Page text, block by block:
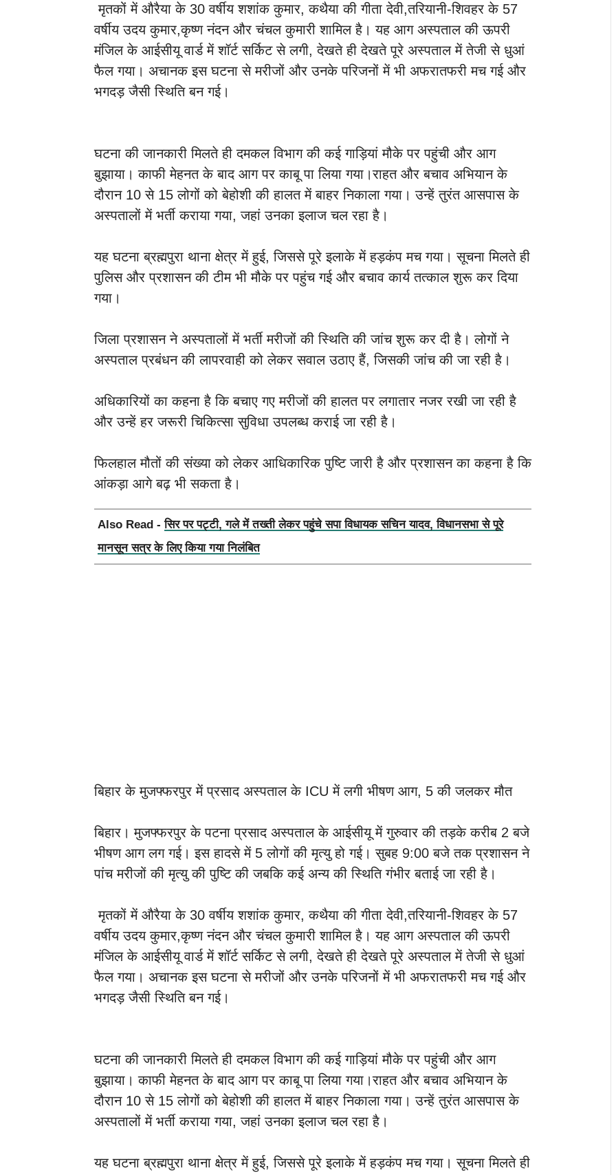
मृतकों में औरैया के 30 वर्षीय शशांक कुमार, कथैया की गीता देवी,तरियानी-शिवहर के 57
वर्षीय उदय कुमार,कृष्ण नंदन और चंचल कुमारी शामिल है। यह आग अस्पताल की ऊपरी
मंजिल के आईसीयू वार्ड में शॉर्ट सर्किट से लगी, देखते ही देखते पूरे अस्पताल में तेजी से धुआं
फैल गया। अचानक इस घटना से मरीजों और उनके परिजनों में भी अफरातफरी मच गई और
भगदड़ जैसी स्थिति बन गई।
घटना की जानकारी मिलते ही दमकल विभाग की कई गाड़ियां मौके पर पहुंची और आग
बुझाया। काफी मेहनत के बाद आग पर काबू पा लिया गया।राहत और बचाव अभियान के
दौरान 10 से 15 लोगों को बेहोशी की हालत में बाहर निकाला गया। उन्हें तुरंत आसपास के
अस्पतालों में भर्ती कराया गया, जहां उनका इलाज चल रहा है।
यह घटना ब्रह्मपुरा थाना क्षेत्र में हुई, जिससे पूरे इलाके में हड़कंप मच गया। सूचना मिलते ही
पुलिस और प्रशासन की टीम भी मौके पर पहुंच गई और बचाव कार्य तत्काल शुरू कर दिया
गया।
जिला प्रशासन ने अस्पतालों में भर्ती मरीजों की स्थिति की जांच शुरू कर दी है। लोगों ने
अस्पताल प्रबंधन की लापरवाही को लेकर सवाल उठाए हैं, जिसकी जांच की जा रही है।
अधिकारियों का कहना है कि बचाए गए मरीजों की हालत पर लगातार नजर रखी जा रही है
और उन्हें हर जरूरी चिकित्सा सुविधा उपलब्ध कराई जा रही है।
फिलहाल मौतों की संख्या को लेकर आधिकारिक पुष्टि जारी है और प्रशासन का कहना है कि
आंकड़ा आगे बढ़ भी सकता है।
Also Read -सिर पर पट्टी, गले में तख्ती लेकर पहुंचे सपा विधायक सचिन यादव, विधानसभा से पूरे
मानसून सत्र के लिए किया गया निलंबित
बिहार के मुजफ्फरपुर में प्रसाद अस्पताल के ICU में लगी भीषण आग, 5 की जलकर मौत
बिहार। मुजफ्फरपुर के पटना प्रसाद अस्पताल के आईसीयू में गुरुवार की तड़के करीब 2 बजे
भीषण आग लग गई। इस हादसे में 5 लोगों की मृत्यु हो गई। सुबह 9:00 बजे तक प्रशासन ने
पांच मरीजों की मृत्यु की पुष्टि की जबकि कई अन्य की स्थिति गंभीर बताई जा रही है।
मृतकों में औरैया के 30 वर्षीय शशांक कुमार, कथैया की गीता देवी,तरियानी-शिवहर के 57
वर्षीय उदय कुमार,कृष्ण नंदन और चंचल कुमारी शामिल है। यह आग अस्पताल की ऊपरी
मंजिल के आईसीयू वार्ड में शॉर्ट सर्किट से लगी, देखते ही देखते पूरे अस्पताल में तेजी से धुआं
फैल गया। अचानक इस घटना से मरीजों और उनके परिजनों में भी अफरातफरी मच गई और
भगदड़ जैसी स्थिति बन गई।
घटना की जानकारी मिलते ही दमकल विभाग की कई गाड़ियां मौके पर पहुंची और आग
बुझाया। काफी मेहनत के बाद आग पर काबू पा लिया गया।राहत और बचाव अभियान के
दौरान 10 से 15 लोगों को बेहोशी की हालत में बाहर निकाला गया। उन्हें तुरंत आसपास के
अस्पतालों में भर्ती कराया गया, जहां उनका इलाज चल रहा है।
यह घटना ब्रह्मपुरा थाना क्षेत्र में हुई, जिससे पूरे इलाके में हड़कंप मच गया। सूचना मिलते ही